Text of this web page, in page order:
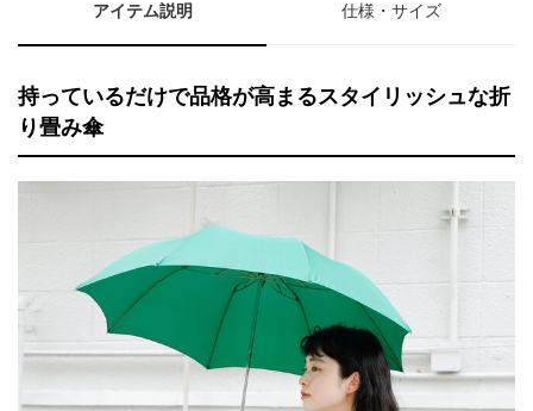
アイテム説明 仕様・サイズ
持っているだけで品格が高まるスタイリッシュな折
り畳み傘